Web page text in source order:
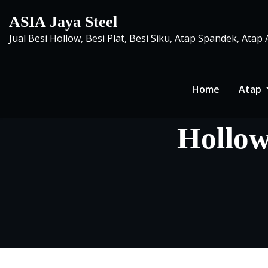
content
ASIA Jaya Steel
Jual Besi Hollow, Besi Plat, Besi Siku, Atap Spandek,
Home Atap